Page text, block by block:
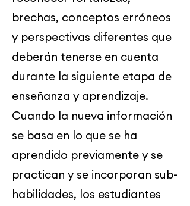
brechas, conceptos erróneos
y perspectivas diferentes que
deberán tenerse en cuenta
durante la siguiente etapa de
enseñanza y aprendizaje.
Cuando la nueva información
se basa en lo que se ha
aprendido previamente y se
practican y se incorporan sub-
habilidades, los estudiantes